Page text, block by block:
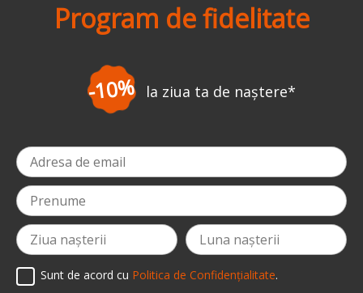
Program de fidelitate
-10% la ziua ta de naștere*
Sunt de acord cu Politica de Confidențialitate.